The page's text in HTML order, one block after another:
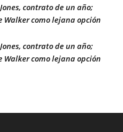
contrato de un año;
Walker como lejana opción
contrato de un año;
Walker como lejana opción